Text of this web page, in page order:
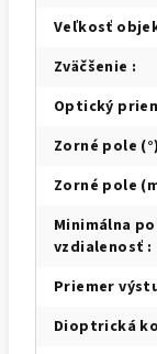
Veľkosť
Zväčšenie :
Optický
Zorné pole (°)
Zorné pole
Minimálna
vzdialenosť :
Priemer
Dioptrická